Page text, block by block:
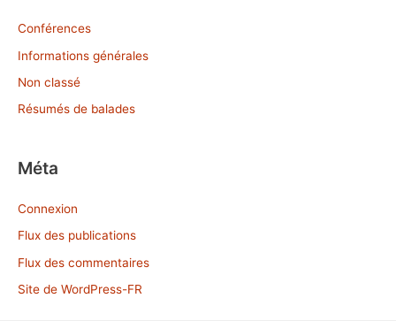
v
e
s
Conférences
Informations générales
Non classé
Résumés de balades
Méta
Connexion
Flux des publications
Flux des commentaires
Site de WordPress-FR